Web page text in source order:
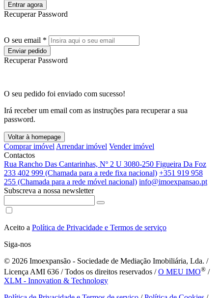
Entrar agora
Recuperar Password
O seu email *
Enviar pedido
Recuperar Password
O seu pedido foi enviado com sucesso!
Irá receber um email com as instruções para recuperar a sua
password.
Voltar à homepage
Comprar imóvel Arrendar imóvel Vender imóvel
Contactos
Rua Rancho Das Cantarinhas, Nº 2 U 3080-250 Figueira Da Foz
233 402 999 (Chamada para a rede fixa nacional) +351 919 958
255 (Chamada para a rede móvel nacional) info@imoexpansao.pt
Subscreva a nossa newsletter
Aceito a Política de Privacidade e Termos de serviço
Siga-nos
© 2026 Imoexpansão - Sociedade de Mediação Imobiliária, Lda. /
Licença AMI 636 / Todos os direitos reservados /O MEU IMO® /
XLM - Innovation & Technology